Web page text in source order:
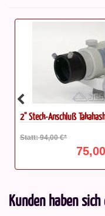
2'' Steck-Anschluß
Statt: 94,00 €*
Kunden haben